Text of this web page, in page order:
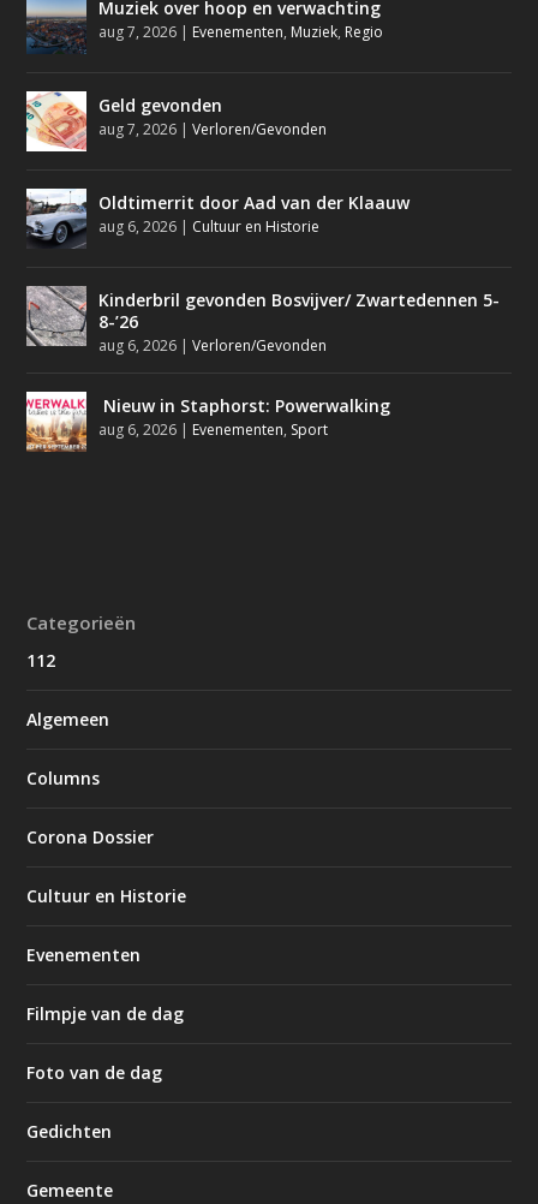
Muziek over hoop en verwachting
aug 7, 2026 | Evenementen, Muziek, Regio
Geld gevonden
aug 7, 2026 |Verloren/Gevonden
Oldtimerrit door Aad van der Klaauw
aug 6, 2026 | Cultuur en Historie
Kinderbril gevonden Bosvijver/ Zwartedennen 5-
8-’26
aug 6, 2026 |Verloren/Gevonden
Nieuw in Staphorst: Powerwalking
aug 6, 2026 | Evenementen, Sport
Categorieën
112
Algemeen
Columns
Corona Dossier
Cultuur en Historie
Evenementen
Filmpje van de dag
Foto van de dag
Gedichten
Gemeente